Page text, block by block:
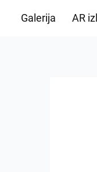
Galerija AR